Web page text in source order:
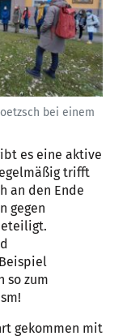
bei einem
es eine aktive
trifft
an den Ende
gegen
so zum
gekommen mit